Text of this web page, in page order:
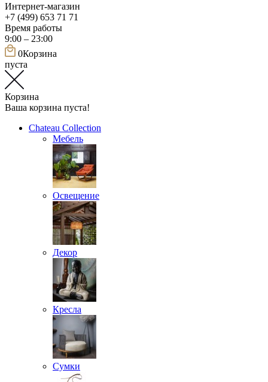
Интернет-магазин
+7 (499) 653 71 71
Время работы
9:00 – 23:00
0Корзина
пуста
Корзина
Ваша корзина пуста!
Chateau Collection
Мебель
Освещение
Декор
Кресла
Сумки